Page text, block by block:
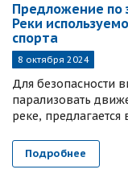
Предложение по
Реки
спорта
8 октября 2024
Для безопасности
парализовать
реке, предлагается
Подробнее